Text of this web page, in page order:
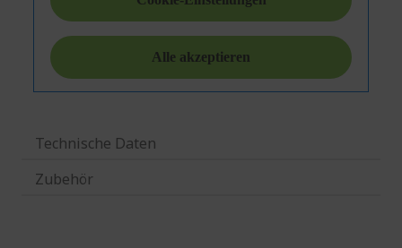
Technische Daten
Zubehör